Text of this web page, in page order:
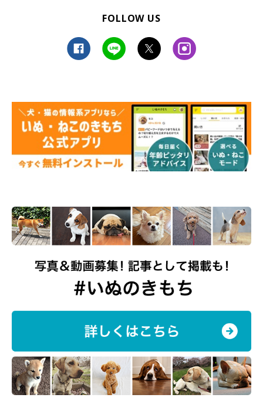
その例として、マダニを媒介とするウイルス感染症である
熱性血小板減少症候群（SFTS）」
や「ダニ媒介性脳炎」
必要です。
また、ノミが原因で犬がかかる病気には、ノミの吸血が引き起こ
す皮膚病である「ノミアレルギー性皮膚炎」や、ノミが媒介して
す。
FOLLOW US